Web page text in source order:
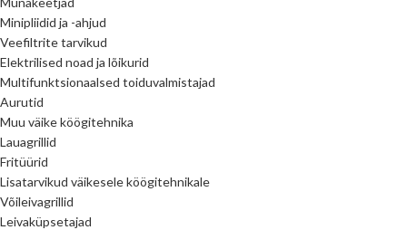
Minipliidid ja -ahjud
Veefiltrite tarvikud
Elektrilised noad ja lõikurid
Multifunktsionaalsed toiduvalmistajad
Aurutid
Muu väike köögitehnika
Lauagrillid
Fritüürid
Lisatarvikud väikesele köögitehnikale
Võileivagrillid
Leivaküpsetajad